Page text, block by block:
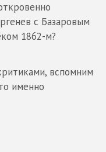
с Базаровым
1862-м?
вспомним
именно